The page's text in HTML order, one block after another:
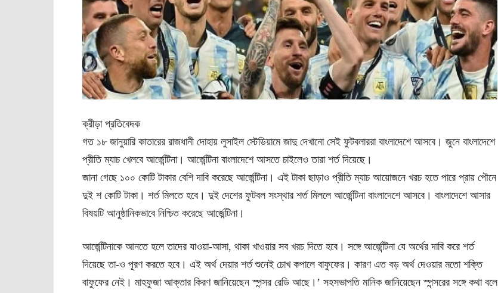
ক্রীড়া প্রতিবেদক
গত ১৮ জানুয়ারি কাতারের রাজধানী দোহায় লুসাইল স্টেডিয়ামে জাদু দেখানো সেই ফুটবলাররা বাংলাদেশে আসবে। জুনে বাংলাদেশে
প্রীতি ম্যাচ খেলবে আর্জেন্টিনা। আর্জেন্টিনা বাংলাদেশে আসতে চাইলেও তারা শর্ত দিয়েছে।
জানা গেছে ১০০ কোটি টাকার বেশি দাবি করেছে আর্জেন্টিনা। এই টাকা ছাড়াও প্রীতি ম্যাচ আয়োজনে খরচ হতে পারে প্রায় পৌনে
দুই শ কোটি টাকা। শর্ত মিলতে হবে। দুই দেশের ফুটবল সংস্থার শর্ত মিললে আর্জেন্টিনা বাংলাদেশে আসবে। বাংলাদেশে আসার
বিষয়টি আনুষ্ঠানিকভাবে নিশ্চিত করেছে আর্জেন্টিনা।
আর্জেন্টিনাকে আনতে হলে তাদের যাওয়া-আসা, থাকা খাওয়ার সব খরচ দিতে হবে। সঙ্গে আর্জেন্টিনা যে অর্থের দাবি করে শর্ত
দিয়েছে তা-ও পূরণ করতে হবে। এই অর্থ দেয়ার শর্ত শুনেই চোখ কপালে বাফুফের। কারণ এত বড় অর্থ দেওয়ার মতো শক্তি
বাফুফের নেই। মাহফুজা আক্তার কিরণ জানিয়েছেন স্পন্সর রেডি আছে।’ সহসভাপতি মানিক জানিয়েছেন স্পন্সরের সঙ্গে কথা বলে